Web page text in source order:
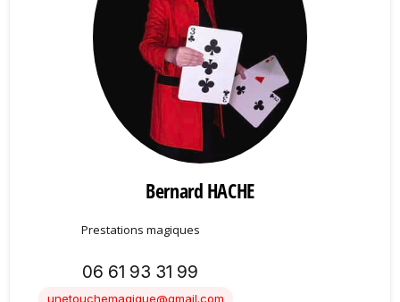
Bernard HACHE
Prestations magiques
06 61 93 31 99
unetouchemagique@gmail.com